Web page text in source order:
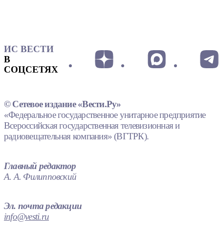
ИС ВЕСТИ
В
СОЦСЕТЯХ
© Сетевое издание «Вести.Ру»
«Федеральное государственное унитарное предприятие
Всероссийская государственная телевизионная и
радиовещательная компания» (ВГТРК).
Главный редактор
А. А. Филипповский
Эл. почта редакции
info@vesti.ru